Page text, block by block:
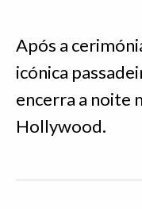
Após a
icónica
encerra a noite
Hollywood.